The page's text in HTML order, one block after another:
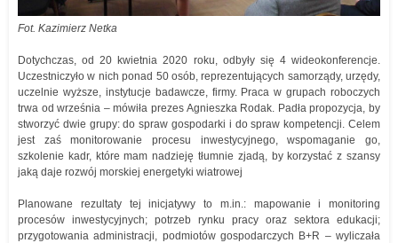
Fot. Kazimierz Netka
Dotychczas, od 20 kwietnia 2020 roku, odbyły się 4 wideokonferencje.
Uczestniczyło w nich ponad 50 osób, reprezentujących samorządy, urzędy,
uczelnie wyższe, instytucje badawcze, firmy. Praca w grupach roboczych
trwa od września – mówiła prezes Agnieszka Rodak. Padła propozycja, by
stworzyć dwie grupy: do spraw gospodarki i do spraw kompetencji. Celem
jest zaś monitorowanie procesu inwestycyjnego, wspomaganie go,
szkolenie kadr, które mam nadzieję tłumnie zjadą, by korzystać z szansy
jaką daje rozwój morskiej energetyki wiatrowej
Planowane rezultaty tej inicjatywy to m.in.: mapowanie i monitoring
procesów inwestycyjnych; potrzeb rynku pracy oraz sektora edukacji;
przygotowania administracji, podmiotów gospodarczych B+R – wyliczała